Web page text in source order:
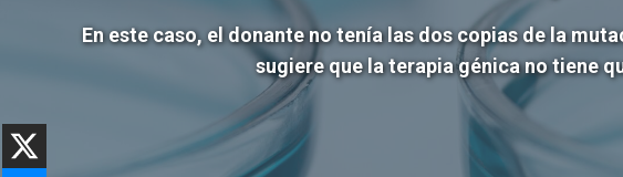
En este caso, el donante no tenía las dos copias de la
sugiere que la terapia génica no tiene